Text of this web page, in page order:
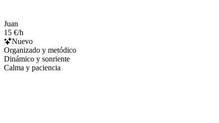
Juan
15 €/h
Nuevo
Organizado y metódico
Dinámico y sonriente
Calma y paciencia